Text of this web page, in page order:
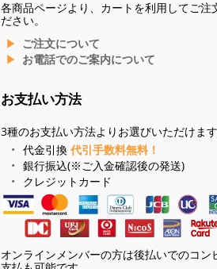
各商品ページより、カートを利用してご注
ださい。
ご注文について
お電話でのご案内について
お支払い方法
3種のお支払い方法よりお選びいただけます
代金引換 代引手数料無料！
銀行振込(※ご入金確認後の発送)
クレジットカード
オンラインメンバーの方は後払いでのコン